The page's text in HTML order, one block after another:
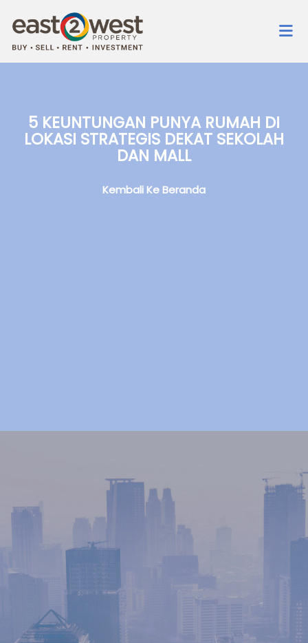
5 KEUNTUNGAN PUNYA RUMAH DI
LOKASI STRATEGIS DEKAT SEKOLAH
DAN MALL
Kembali Ke Beranda